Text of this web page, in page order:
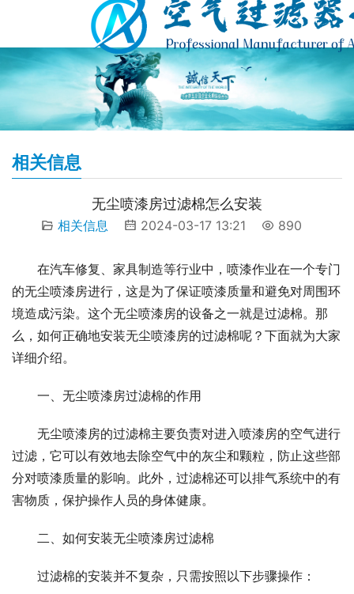
相关信息
无尘喷漆房过滤棉怎么安装
相关信息 2024-03-17 13:21 890
在汽车修复、家具制造等行业中，喷漆作业在一个专门
的无尘喷漆房进行，这是为了保证喷漆质量和避免对周围环
境造成污染。这个无尘喷漆房的设备之一就是过滤棉。那
么，如何正确地安装无尘喷漆房的过滤棉呢？下面就为大家
详细介绍。
一、无尘喷漆房过滤棉的作用
无尘喷漆房的过滤棉主要负责对进入喷漆房的空气进行
过滤，它可以有效地去除空气中的灰尘和颗粒，防止这些部
分对喷漆质量的影响。此外，过滤棉还可以排气系统中的有
害物质，保护操作人员的身体健康。
二、如何安装无尘喷漆房过滤棉
过滤棉的安装并不复杂，只需按照以下步骤操作：